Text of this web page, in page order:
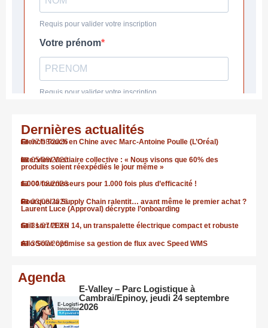
Dernières actualités
07/08/2026
French Touch en Chine avec Marc-Antoine Poulle (L’Oréal)
05/08/2026
Interview Vestiaire collective : « Nous visons que 60% des
produits soient réexpédiés le jour même »
04/08/2026
1.000 fournisseurs pour 1.000 fois plus d’efficacité !
03/08/2026
Pourquoi la Supply Chain ralentit… avant même le premier achat ?
Laurent Luce (Approval) décrypte l’onboarding
31/07/2026
Still sort l’EXH 14, un transpalette électrique compact et robuste
30/07/2026
Allo Solar optimise sa gestion de flux avec Speed WMS
Agenda
E-Valley – Parc Logistique à
Cambrai/Epinoy, jeudi 24 septembre
2026